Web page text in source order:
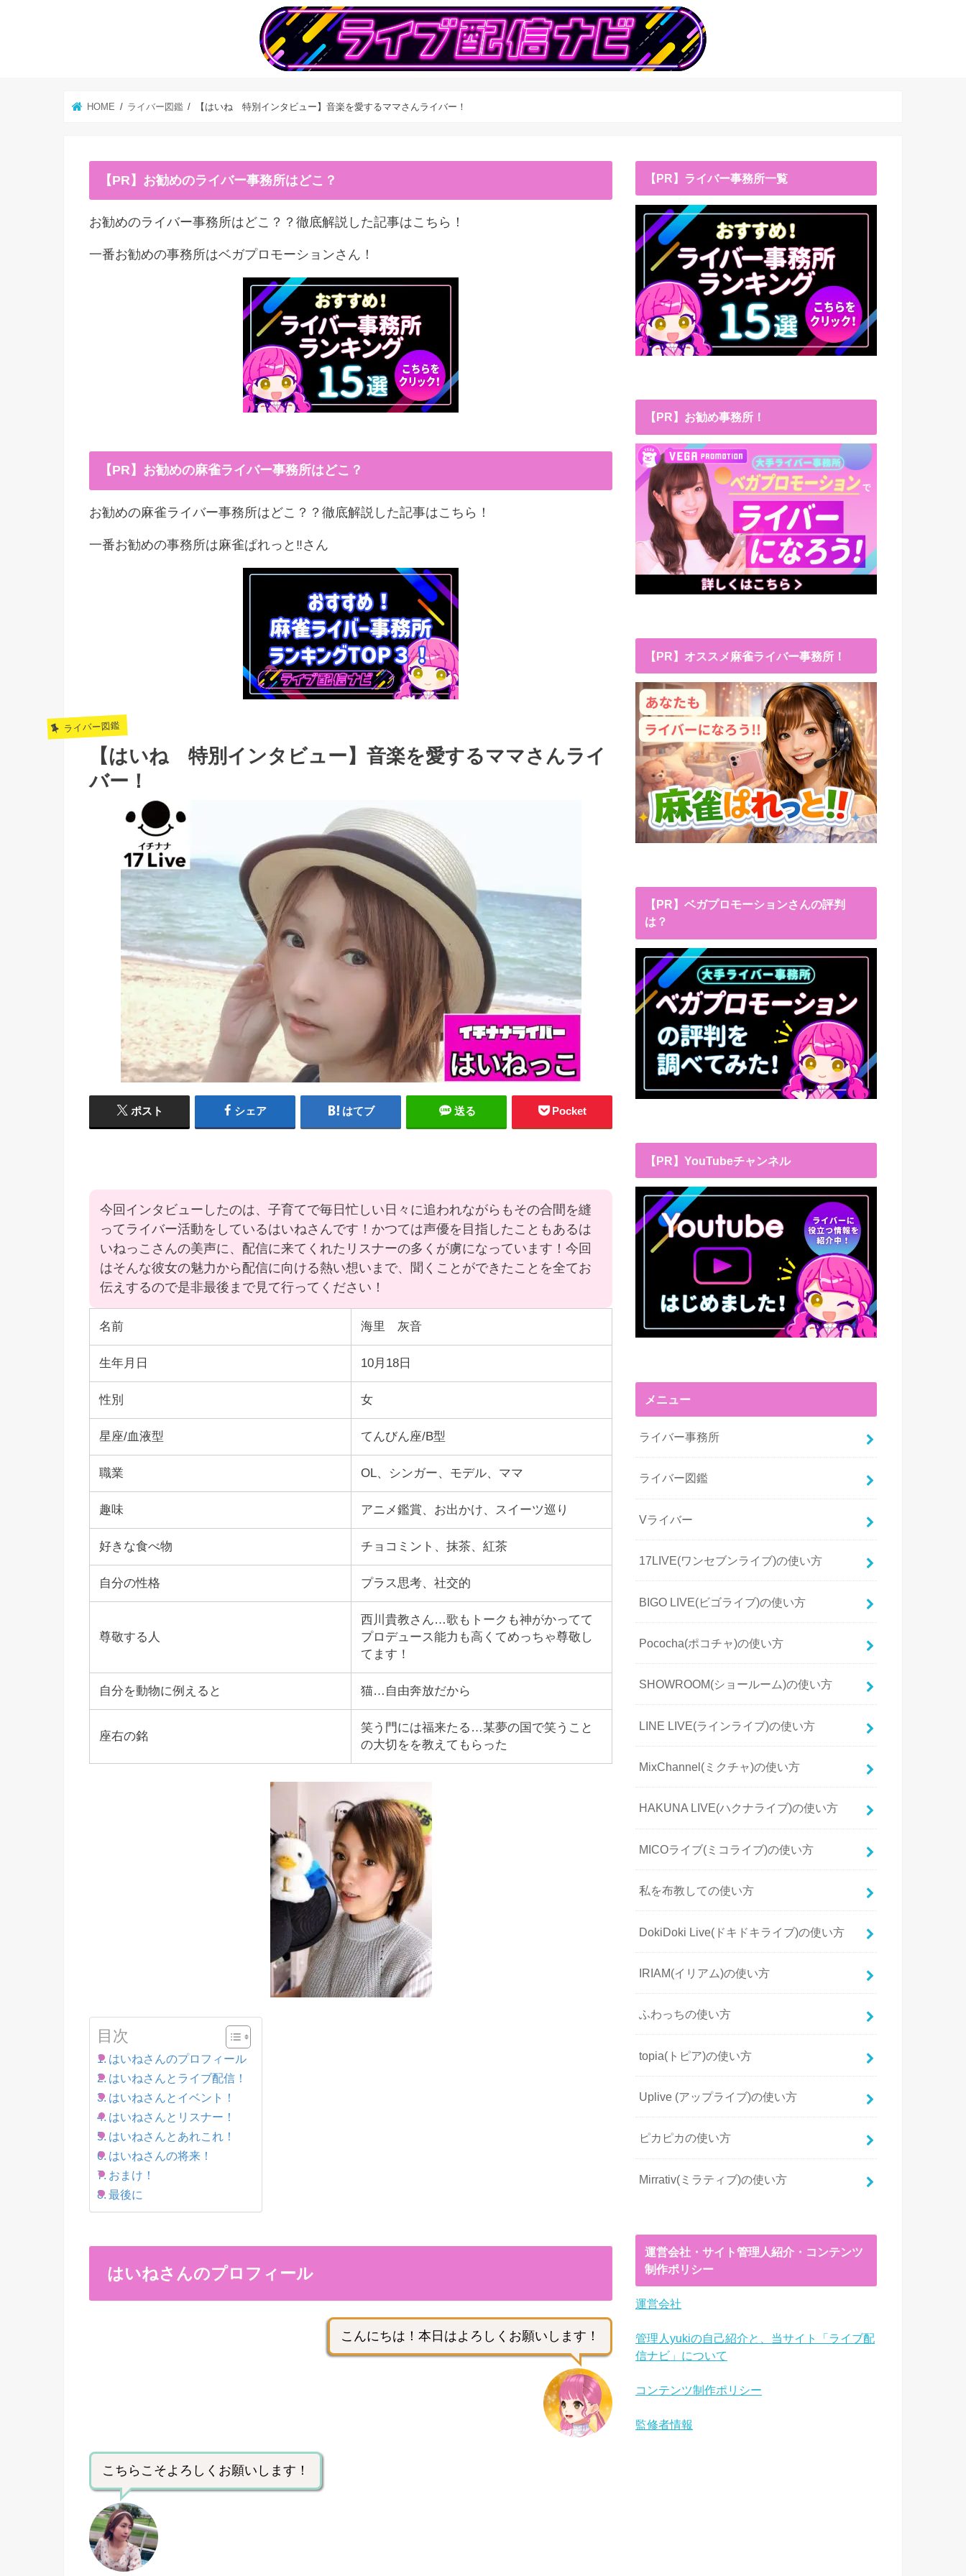
HOME ライバー図鑑 【はいね 特別インタビュー】音楽を愛するママさんライバー！
【PR】お勧めのライバー事務所はどこ？
お勧めのライバー事務所はどこ？？徹底解説した記事はこちら！
一番お勧めの事務所はベガプロモーションさん！
【PR】お勧めの麻雀ライバー事務所はどこ？
お勧めの麻雀ライバー事務所はどこ？？徹底解説した記事はこちら！
一番お勧めの事務所は麻雀ぱれっと‼︎さん
ライバー図鑑
【はいね 特別インタビュー】音楽を愛するママさんライ
バー！
ポスト シェア はてブ 送る Pocket
今回インタビューしたのは、子育てで毎日忙しい日々に追われながらもその合間を縫
ってライバー活動をしているはいねさんです！かつては声優を目指したこともあるは
いねっこさんの美声に、配信に来てくれたリスナーの多くが虜になっています！今回
はそんな彼女の魅力から配信に向ける熱い想いまで、聞くことができたことを全てお
伝えするので是非最後まで見て行ってください！
名前 海里 灰音
生年月日 10月18日
性別 女
星座/血液型 てんびん座/B型
職業 OL、シンガー、モデル、ママ
趣味 アニメ鑑賞、お出かけ、スイーツ巡り
好きな食べ物 チョコミント、抹茶、紅茶
自分の性格 プラス思考、社交的
尊敬する人
西川貴教さん…歌もトークも神がかってて
プロデュース能力も高くてめっちゃ尊敬し
てます！
自分を動物に例えると 猫…自由奔放だから
座右の銘
笑う門には福来たる…某夢の国で笑うこと
の大切をを教えてもらった
目次
はいねさんのプロフィール
はいねさんとライブ配信！
はいねさんとイベント！
はいねさんとリスナー！
はいねさんとあれこれ！
はいねさんの将来！
おまけ！
最後に
はいねさんのプロフィール
こんにちは！本日はよろしくお願いします！
こちらこそよろしくお願いします！
【PR】ライバー事務所一覧
【PR】お勧め事務所！
【PR】オススメ麻雀ライバー事務所！
【PR】ベガプロモーションさんの評判
は？
【PR】YouTubeチャンネル
メニュー
ライバー事務所
ライバー図鑑
Vライバー
17LIVE(ワンセブンライブ)の使い方
BIGO LIVE(ビゴライブ)の使い方
Pococha(ポコチャ)の使い方
SHOWROOM(ショールーム)の使い方
LINE LIVE(ラインライブ)の使い方
MixChannel(ミクチャ)の使い方
HAKUNA LIVE(ハクナライブ)の使い方
MICOライブ(ミコライブ)の使い方
私を布教しての使い方
DokiDoki Live(ドキドキライブ)の使い方
IRIAM(イリアム)の使い方
ふわっちの使い方
topia(トピア)の使い方
Uplive (アップライブ)の使い方
ピカピカの使い方
Mirrativ(ミラティブ)の使い方
運営会社・サイト管理人紹介・コンテンツ
制作ポリシー
運営会社
管理人yukiの自己紹介と、当サイト「ライブ配
信ナビ」について
コンテンツ制作ポリシー
監修者情報